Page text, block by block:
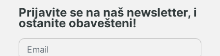
Prijavite se na naš newsletter, i
ostanite obavešteni!